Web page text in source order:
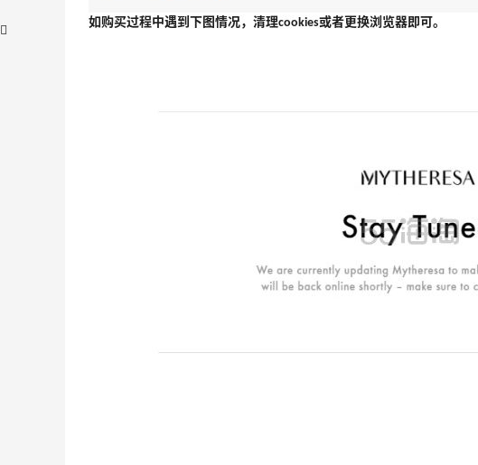
如购买过程中遇到下图情况，清理cookies或者更换浏览器即可。
满$150减$50+满送4件礼
9天15小时